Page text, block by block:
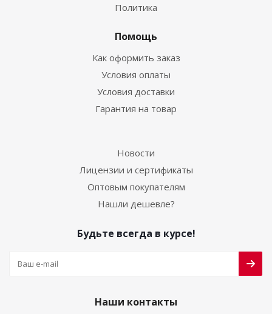
Политика
Помощь
Как оформить заказ
Условия оплаты
Условия доставки
Гарантия на товар
Новости
Лицензии и сертификаты
Оптовым покупателям
Нашли дешевле?
Будьте всегда в курсе!
Наши контакты